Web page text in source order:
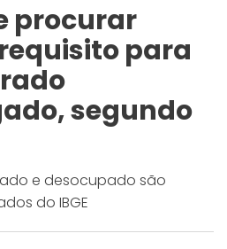
procurar
para
segundo
e desocupado são
do IBGE